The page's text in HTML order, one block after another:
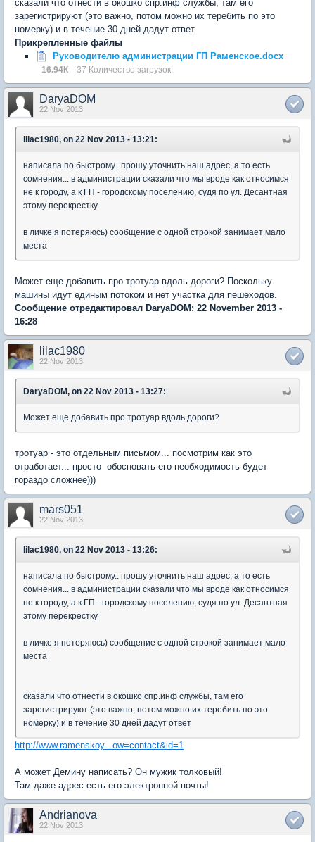
сказали что отнести в окошко спр.инф службы, там его
зарегистрируют (это важно, потом можно их теребить по это
номерку) и в течение 30 дней дадут ответ
Прикрепленные файлы
Руководителю администрации ГП Раменское.docx
16.94К 37 Количество загрузок:
DaryaDOM
22 Nov 2013
lilac1980, on 22 Nov 2013 - 13:21:
написала по быстрому.. прошу уточнить наш адрес, а то есть
сомнения... в администрации сказали что мы вроде как относимся
не к городу, а к ГП - городскому поселению, судя по ул. Десантная
этому перекрестку
в личке я потеряюсь) сообщение с одной строкой занимает мало
места
Может еще добавить про тротуар вдоль дороги? Поскольку
машины идут единым потоком и нет участка для пешеходов.
Сообщение отредактировал DaryaDOM: 22 November 2013 -
16:28
lilac1980
22 Nov 2013
DaryaDOM, on 22 Nov 2013 - 13:27:
Может еще добавить про тротуар вдоль дороги?
тротуар - это отдельным письмом... посмотрим как это
отработает... просто обосновать его необходимость будет
гораздо сложнее)))
mars051
22 Nov 2013
lilac1980, on 22 Nov 2013 - 13:26:
написала по быстрому.. прошу уточнить наш адрес, а то есть
сомнения... в администрации сказали что мы вроде как относимся
не к городу, а к ГП - городскому поселению, судя по ул. Десантная
этому перекрестку
в личке я потеряюсь) сообщение с одной строкой занимает мало
места
сказали что отнести в окошко спр.инф службы, там его
зарегистрируют (это важно, потом можно их теребить по это
номерку) и в течение 30 дней дадут ответ
http://www.ramenskoy...ow=contact&id=1
А может Демину написать? Он мужик толковый!
Там даже адрес есть его электронной почты!
Andrianova
22 Nov 2013